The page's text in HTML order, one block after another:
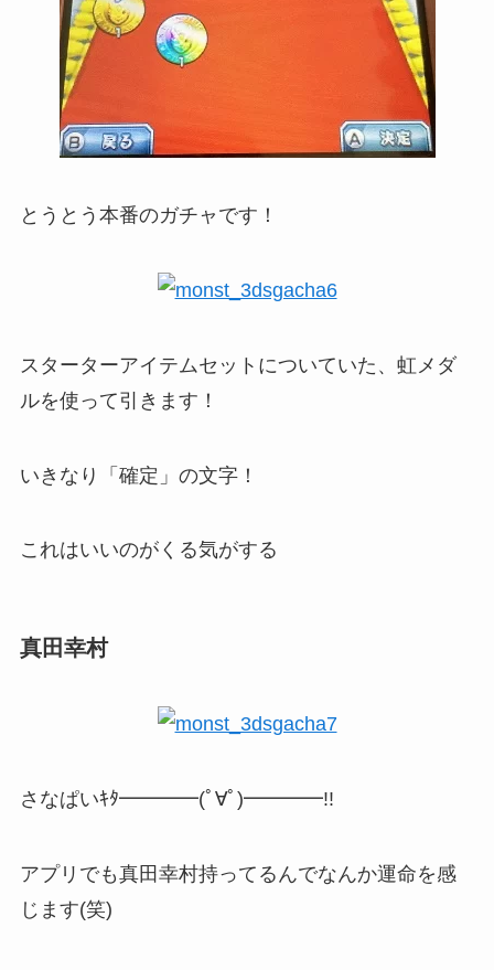
とうとう本番のガチャです！
スターターアイテムセットについていた、虹メダ
ルを使って引きます！
いきなり「確定」の文字！
これはいいのがくる気がする
真田幸村
さなぱいｷﾀ━━━━(ﾟ∀ﾟ)━━━━!!
アプリでも真田幸村持ってるんでなんか運命を感
じます(笑)